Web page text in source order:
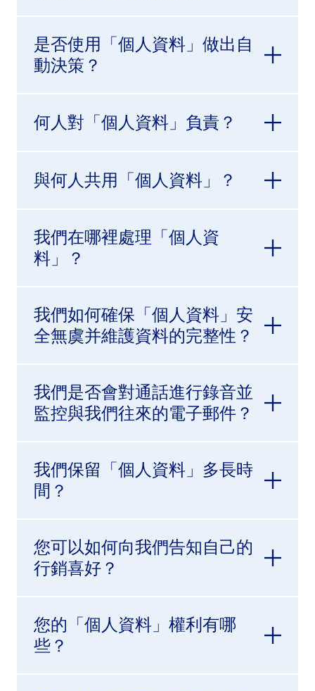
是否使用「個人資料」做出自
動決策？
何人對「個人資料」負責？
與何人共用「個人資料」？
我們在哪裡處理「個人資
料」？
我們如何確保「個人資料」安
全無虞并維護資料的完整性？
我們是否會對通話進行錄音並
監控與我們往來的電子郵件？
我們保留「個人資料」多長時
間？
您可以如何向我們告知自己的
行銷喜好？
您的「個人資料」權利有哪
些？